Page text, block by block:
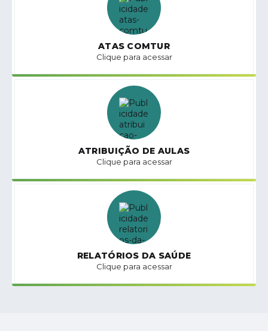
ATAS COMTUR
Clique para acessar
ATRIBUIÇÃO DE AULAS
Clique para acessar
RELATÓRIOS DA SAÚDE
Clique para acessar